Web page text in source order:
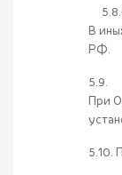
В
РФ.
5.9.
При
5.10.